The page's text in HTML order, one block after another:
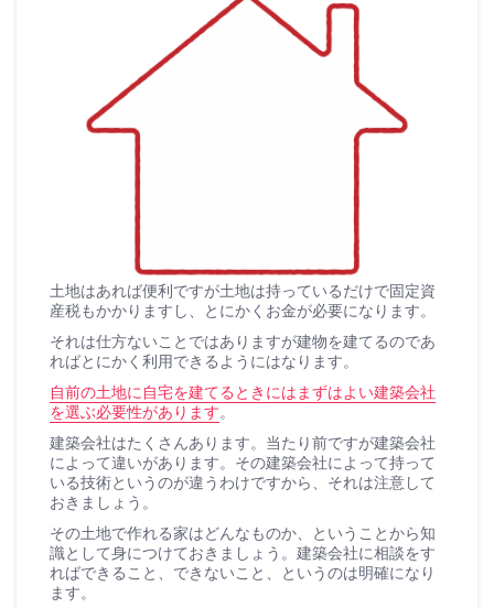
土地はあれば便利ですが土地は持っているだけで固定資
産税もかかりますし、とにかくお金が必要になります。
それは仕方ないことではありますが建物を建てるのであ
ればとにかく利用できるようにはなります。
自前の土地に自宅を建てるときにはまずはよい建築会社
を選ぶ必要性があります。
建築会社はたくさんあります。当たり前ですが建築会社
によって違いがあります。その建築会社によって持って
いる技術というのが違うわけですから、それは注意して
おきましょう。
その土地で作れる家はどんなものか、ということから知
識として身につけておきましょう。建築会社に相談をす
ればできること、できないこと、というのは明確になり
ます。